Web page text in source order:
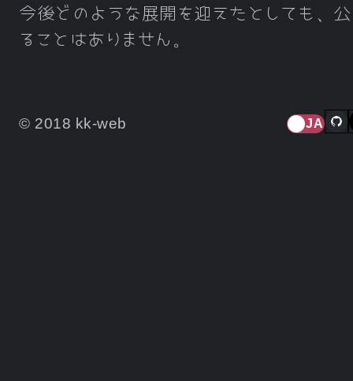
今後どのような展開を迎えたとしても、
ることはありません。
© 2018 kk-web JA